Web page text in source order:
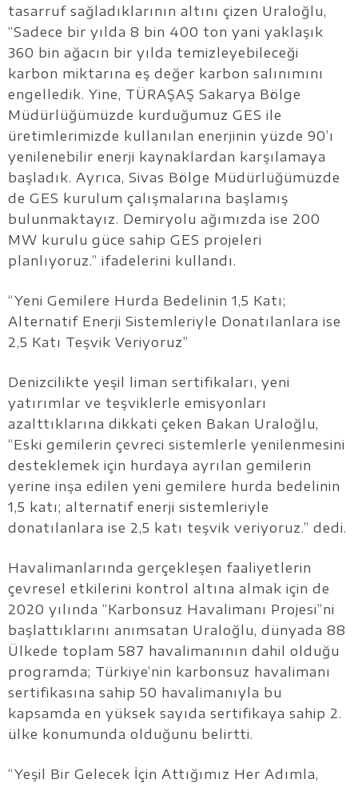
tasarruf sağladıklarının altını çizen Uraloğlu,
“Sadece bir yılda 8 bin 400 ton yani yaklaşık
360 bin ağacın bir yılda temizleyebileceği
karbon miktarına eş değer karbon salınımını
engelledik. Yine, TÜRAŞAŞ Sakarya Bölge
Müdürlüğümüzde kurduğumuz GES ile
üretimlerimizde kullanılan enerjinin yüzde 90’ı
yenilenebilir enerji kaynaklardan karşılamaya
başladık. Ayrıca, Sivas Bölge Müdürlüğümüzde
de GES kurulum çalışmalarına başlamış
bulunmaktayız. Demiryolu ağımızda ise 200
MW kurulu güce sahip GES projeleri
planlıyoruz.” ifadelerini kullandı.
“Yeni Gemilere Hurda Bedelinin 1,5 Katı;
Alternatif Enerji Sistemleriyle Donatılanlara ise
2,5 Katı Teşvik Veriyoruz”
Denizcilikte yeşil liman sertifikaları, yeni
yatırımlar ve teşviklerle emisyonları
azalttıklarına dikkati çeken Bakan Uraloğlu,
“Eski gemilerin çevreci sistemlerle yenilenmesini
desteklemek için hurdaya ayrılan gemilerin
yerine inşa edilen yeni gemilere hurda bedelinin
1,5 katı; alternatif enerji sistemleriyle
donatılanlara ise 2,5 katı teşvik veriyoruz.” dedi.
Havalimanlarında gerçekleşen faaliyetlerin
çevresel etkilerini kontrol altına almak için de
2020 yılında “Karbonsuz Havalimanı Projesi”ni
başlattıklarını anımsatan Uraloğlu, dünyada 88
Ülkede toplam 587 havalimanının dahil olduğu
programda; Türkiye’nin karbonsuz havalimanı
sertifikasına sahip 50 havalimanıyla bu
kapsamda en yüksek sayıda sertifikaya sahip 2.
ülke konumunda olduğunu belirtti.
“Yeşil Bir Gelecek İçin Attığımız Her Adımla,